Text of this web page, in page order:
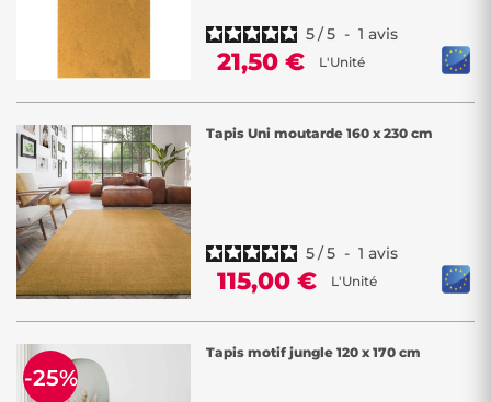
5/5 - 1 avis
21,50 € L'Unité
Tapis Uni moutarde 160 x 230 cm
5/5 - 1 avis
115,00 € L'Unité
Tapis motif jungle 120 x 170 cm
-25%